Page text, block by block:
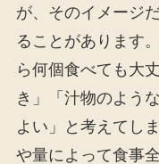
が、そのイメージ
ることがあります
ら何個食べても大
き」「汁物のよう
よい」と考えてし
や量によって食事